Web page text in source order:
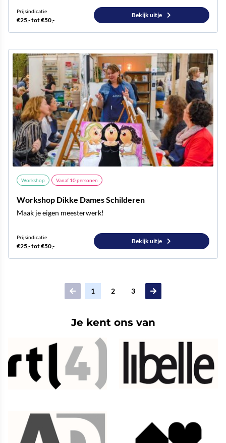
Prijsindicatie
€25,- tot €50,-
Bekijk uitje
Workshop Vanaf10personen
Workshop Dikke Dames Schilderen
Maak je eigen meesterwerk!
Prijsindicatie
€25,- tot €50,-
Bekijk uitje
1 2 3
Je kent ons van